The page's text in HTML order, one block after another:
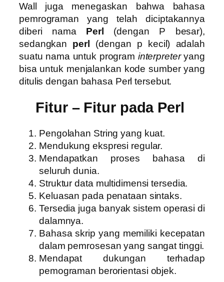
Wall juga menegaskan bahwa bahasa
pemrograman yang telah diciptakannya
diberi nama Perl
(dengan P besar),
sedangkan perl
(dengan p kecil) adalah
suatu nama untuk program interpreteryang
bisa untuk menjalankan kode sumber yang
ditulis dengan bahasa Perl tersebut.
Fitur – Fitur pada Perl
Pengolahan String yang kuat.
Mendukung ekspresi regular.
Mendapatkan proses bahasa di
seluruh dunia.
Struktur data multidimensi tersedia.
Keluasan pada penataan sintaks.
Tersedia juga banyak sistem operasi di
dalamnya.
Bahasa skrip yang memiliki kecepatan
dalam pemrosesan yang sangat tinggi.
Mendapat dukungan terhadap
pemograman berorientasi objek.